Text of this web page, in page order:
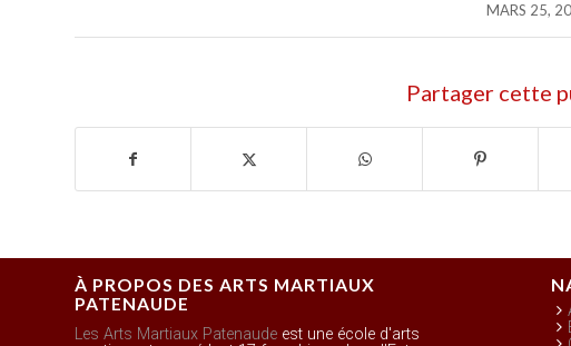
MARS 25,
Partager cette
À PROPOS DES ARTS MARTIAUX
PATENAUDE
Les Arts Martiaux Patenaude est une école d'arts